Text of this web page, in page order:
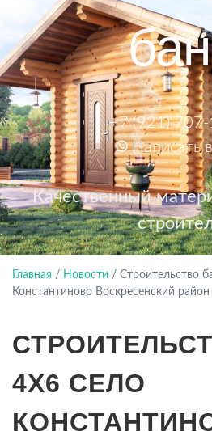
+7 (921)
Написать
Качественный
Главная / Новости / Строительство
Константиново Воскресенский район
4Х6 СЕЛО